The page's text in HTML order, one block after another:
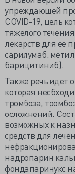
упреждающей
COVID-19, цель
тяжелого
лекарств для ее
сарилумаб,
барицитиниб).
Также речь идет
которая
тромбоза,
осложнений.
возможных к
средств для
надропарин
фондапаринукс